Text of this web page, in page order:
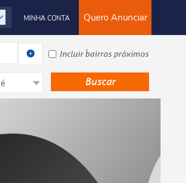
Quero Anunciar
MINHA CONTA
Incluir bairros próximos